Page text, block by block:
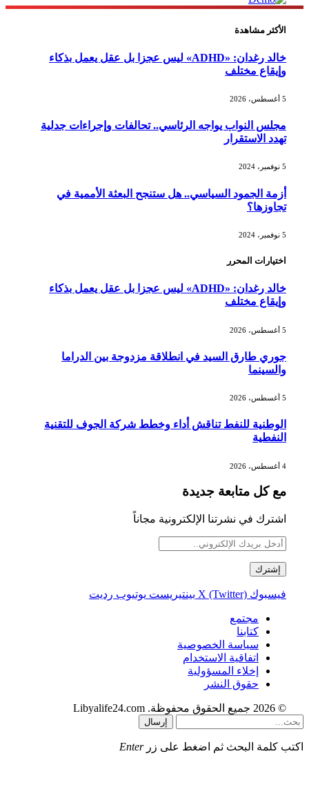
الأكثر مشاهدة
خالد رغدان: «ADHD» ليس عجزا بل عقل يعمل بذكاء
وإيقاع مختلف
مجلس النواب يواجه الرئاسي.. تحالفات وإجراءات جدلية
تهدد الاستقرار
أزمة الجمود السياسي.. هل ستنجح البعثة الأممية في
تجاوزها؟
اختيارات المحرر
خالد رغدان: «ADHD» ليس عجزا بل عقل يعمل بذكاء
وإيقاع مختلف
جوري طارق السيد في انطلاقة مزدوجة بين الدراما
والسينما
الوطنية للنفط تناقش أداء وخطط شركة الجوف للتقنية
النفطية
مع كل متابعة جديدة
اشترك في نشرتنا الإلكترونية مجاناً
فيسبوك X (Twitter) بينتيريست يوتيوب رديت
مجتمع
كتابنا
سياسة الخصوصية
اتفاقية الاستخدام
إخلاء المسؤولية
حقوق النشر
© 2026 جميع الحقوق محفوظة. Libyalife24.com
إرسال
اكتب كلمة البحث ثم اضغط على زر Enter